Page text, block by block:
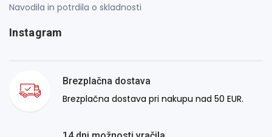
Navodila in potrdila o skladnosti
Instagram
Brezplačna dostava
Brezplačna dostava pri nakupu nad 50 EUR.